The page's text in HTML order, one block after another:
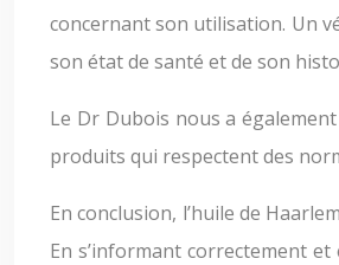
concernant son utilisation. Un
son état de santé et de son
Le Dr Dubois nous a
produits qui respectent des
En conclusion, l’huile de
En s’informant correctement